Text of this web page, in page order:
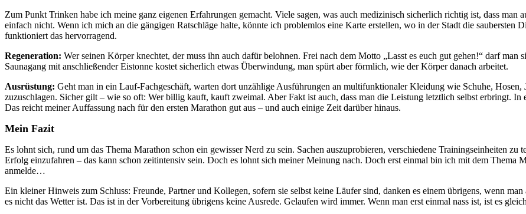
Zum Punkt Trinken habe ich meine ganz eigenen Erfahrungen gemacht. Viele sagen, was auch medizinisch sicherlich richtig ist, dass
einfach nicht. Wenn ich mich an die gängigen Ratschläge halte, könnte ich problemlos eine Karte erstellen, wo in der Stadt die saubersten
funktioniert das hervorragend.
Regeneration: Wer seinen Körper knechtet, der muss ihn auch dafür belohnen. Frei nach dem Motto „Lasst es euch gut gehen!“ darf man
Saunagang mit anschließender Eistonne kostet sicherlich etwas Überwindung, man spürt aber förmlich, wie der Körper danach arbeitet.
Ausrüstung: Geht man in ein Lauf-Fachgeschäft, warten dort unzählige Ausführungen an multifunktionaler Kleidung wie Schuhe,
zuzuschlagen. Sicher gilt – wie so oft: Wer billig kauft, kauft zweimal. Aber Fakt ist auch, dass man die Leistung letztlich selbst erbringt.
Das reicht meiner Auffassung nach für den ersten Marathon gut aus – und auch einige Zeit darüber hinaus.
Mein Fazit
Es lohnt sich, rund um das Thema Marathon schon ein gewisser Nerd zu sein. Sachen auszuprobieren, verschiedene Trainingseinheiten zu
Erfolg einzufahren – das kann schon zeitintensiv sein. Doch es lohnt sich meiner Meinung nach. Doch erst einmal bin ich mit dem
anmelde…
Ein kleiner Hinweis zum Schluss: Freunde, Partner und Kollegen, sofern sie selbst keine Läufer sind, danken es einem übrigens, wenn
es nicht das Wetter ist. Das ist in der Vorbereitung übrigens keine Ausrede. Gelaufen wird immer. Wenn man erst einmal nass ist, ist es